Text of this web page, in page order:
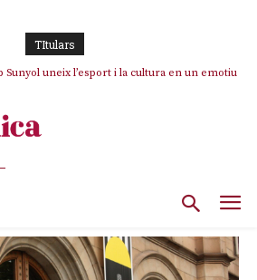
TItulars
Sunyol uneix l’esport i la cultura en un emotiu